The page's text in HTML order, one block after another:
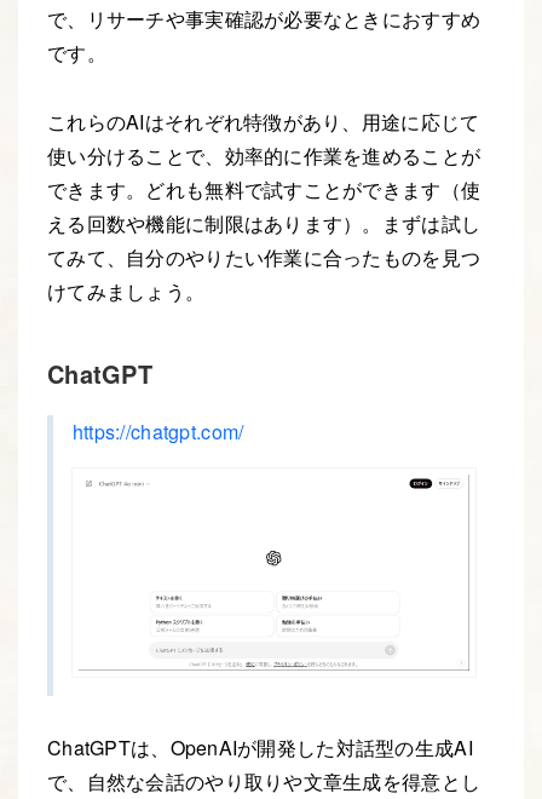
で、リサーチや事実確認が必要なときにおすすめ
です。
これらのAIはそれぞれ特徴があり、用途に応じて
使い分けることで、効率的に作業を進めることが
できます。どれも無料で試すことができます（使
える回数や機能に制限はあります）。まずは試し
てみて、自分のやりたい作業に合ったものを見つ
けてみましょう。
ChatGPT
https://chatgpt.com/
ChatGPTは、OpenAIが開発した対話型の生成AI
で、自然な会話のやり取りや文章生成を得意とし